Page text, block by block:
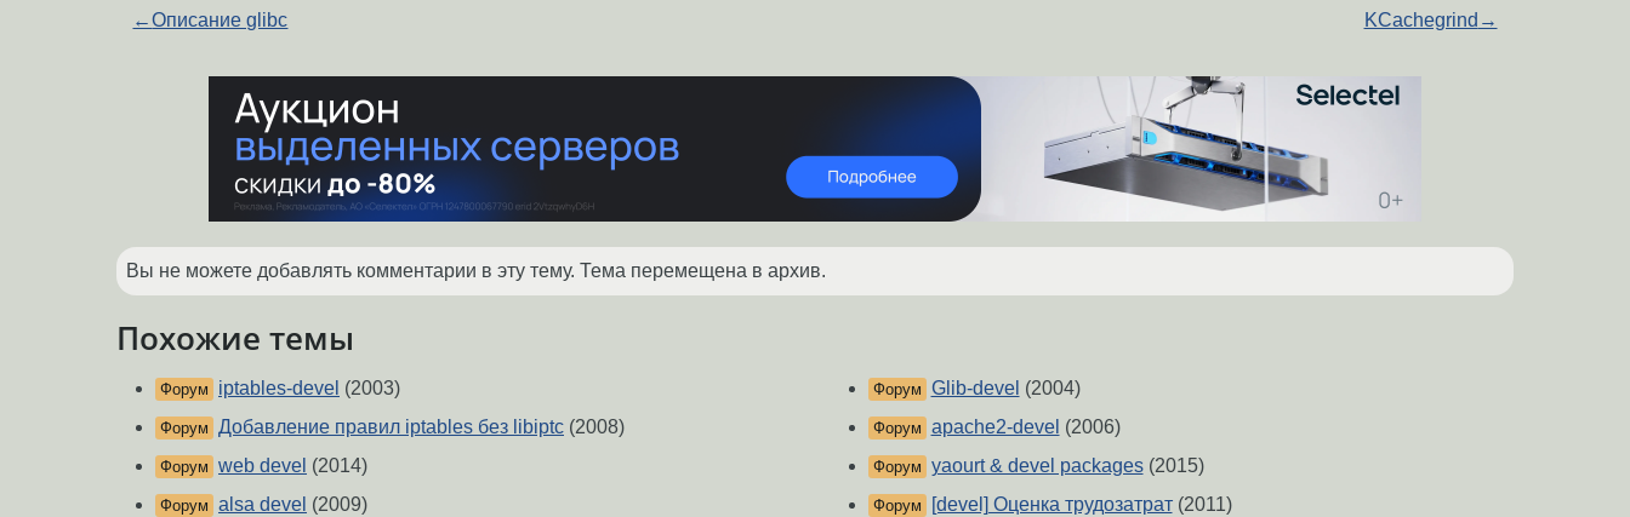
←Описание glibc KCachegrind →
Вы не можете добавлять комментарии в эту тему. Тема перемещена в архив.
Похожие темы
Форум iptables-devel (2003)
Форум Добавление правил iptables без libiptc (2008)
Форум web devel (2014)
Форум alsa devel (2009)
Форум Glib-devel (2004)
Форум apache2-devel (2006)
Форум yaourt & devel packages(2015)
Форум [devel] Оценка трудозатрат(2011)